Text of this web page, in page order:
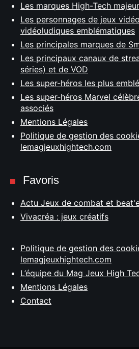
Les marques High-Tech
Les personnages de jeux
vidéoludiques emblématiques
Les principales marques de
Les principaux canaux de
séries) et de VOD
Les super-héros les plus
Les super-héros Marvel
associés
Mentions Légales
Politique de gestion des
lemagjeuxhightech.com
Favoris
Actu Jeux de combat et
Vivacréa : jeux créatifs
Politique de gestion des
lemagjeuxhightech.com
L’équipe du Mag Jeux High
Mentions Légales
Contact